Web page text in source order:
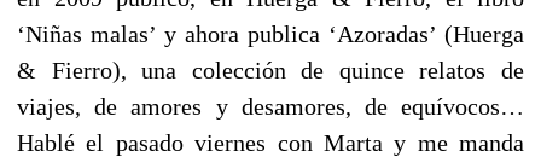
‘Niñas malas’ y ahora publica ‘Azoradas’ (Huerga
& Fierro), una colección de quince relatos de
viajes, de amores y desamores, de equívocos…
Hablé el pasado viernes con Marta y me manda